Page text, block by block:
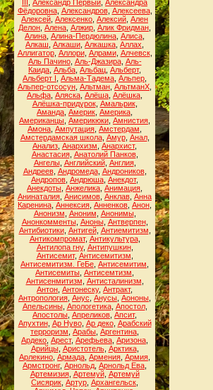
III Александр Первый Александра
Фёдоровна, Александров, Алексеева,
Алексей Алексенко Алексий Ален
Делон Алена Алжир Алик Фридман
Алина Алина-Пердюлина Алиса
Алкаш Алкаши Алкашка Аллах
Аллигатор, Аллори, Алрами, Алчевск,
Аль Пачино, Аль-Джазира, Аль-
Каида Альба Альбац Альберт,
Альберт I Альма-Тадема Альпер
Альпер-отсосун Альтман АльтманХ
Альфа Аляска Алёша Алёшка
Алёшка-придурок, Амальрик,
Аманда Америк Америка
Американцы Америкюки Амнистия
Амона Ампутация Амстердам
Амстердамская школа, Амур, Анал,
Анализ Анархизм Анархист,
Анастасия, Анатолий Панков,
Ангелы, Английский, Англия,
Андреев, Андромеда, Андроников,
Андропов Андрюша Анекдот,
Анекдоты Анжелика Анимация
Анинаталия Анисимов Анклав Анна
Каренина Аннексия Анненков Анон
Анонизм Аноним Анонимы,
Анонкомменты, Аноны, Антверпен,
Антибиотики, Антигей, Антиемитизм
Антикомпромат, Антикультура,
Антилопа гну, Антипушкин,
Антисемит, Антисемитизм
Антисемитизм. ГеБе Антисемитим
Антисемиты Антисемтизм
Антисенмитизм Антисталинизм
Антон Антонеску, Антракт,
Антропология Анус Анусы Аононы
Апельсины, Апологетика, Апостол,
Апостолы Апреликов Апсит,
Апухтин, Ар Нуво, Ар деко, Арабский
терроризм Арабы Аргентина
Ардеко Арест, Арефьева Аризона
Арийцы, Аристотель, Арктика,
Арлекино Армада Армения Армия
Армстронг, Арнольд Арнольд Ева
Артемизия, Артемуй, Артемуй
Сисярик Артур Архангельск